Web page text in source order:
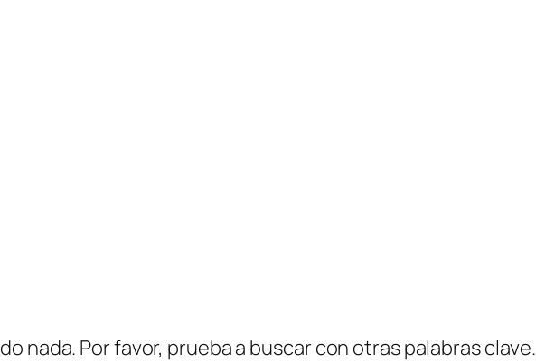
nada. Por favor, prueba a buscar con otras palabras clave.